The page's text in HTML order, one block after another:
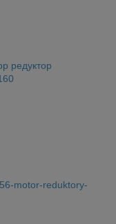
редуктор
motor-reduktory-